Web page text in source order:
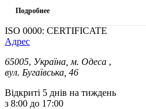
Подробнее
ISO 0000: CERTIFICATE
Адрес
65005, Україна, м. Одеса ,
вул. Бугаївська, 46
Відкриті 5 днів на тиждень
з 8:00 до 17:00